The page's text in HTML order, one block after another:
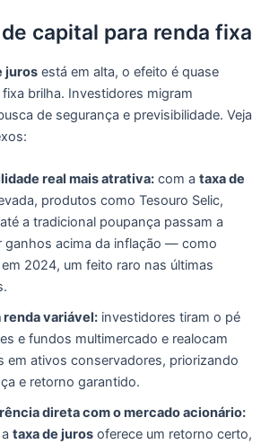
capital para renda fixa
juros está em alta, o efeito é quase
brilha. Investidores migram
de segurança e previsibilidade. Veja
real mais atrativa:com a taxa de
produtos como Tesouro Selic,
a tradicional poupança passam a
ganhos acima da inflação — como
2024, um feito raro nas últimas
renda variável:investidores tiram o pé
e fundos multimercado e realocam
em ativos conservadores, priorizando
e retorno garantido.
direta com o mercado acionário:
taxa de jurosoferece um retorno certo,